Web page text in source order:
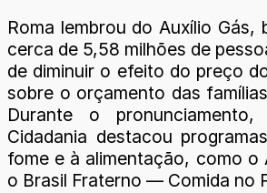
Roma lembrou do Auxílio Gás,
cerca de 5,58 milhões de
de diminuir o efeito do preço
sobre o orçamento das
Durante o
Cidadania destacou
fome e à alimentação, como o
o Brasil Fraterno — Comida no